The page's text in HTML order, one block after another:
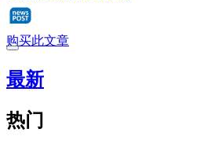
购买此文章
最新
热门